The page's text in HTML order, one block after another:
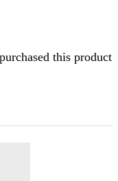
this product